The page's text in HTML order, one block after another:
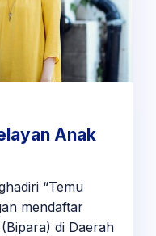
Anak
“Temu
mendaftar
di Daerah